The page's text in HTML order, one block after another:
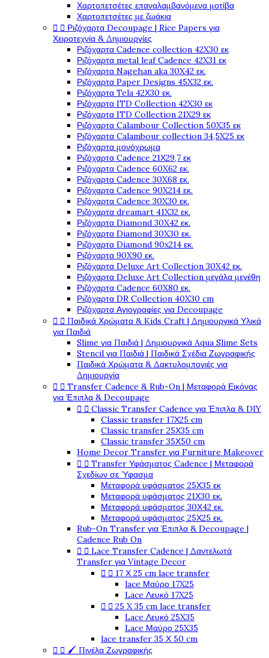
Χαρτοπετσέτες επαναλαμβανόμενα μοτίβα
Χαρτοπετσέτες με ζωάκια
  Ριζόχαρτα Decoupage | Rice Papers για
Χειροτεχνία & Δημιουργίες
Ριζόχαρτα Cadence collection 42X30 εκ
Ριζόχαρτα metal leaf Cadence 42X31 εκ
Ριζόχαρτα Nagehan aka 30X42 εκ.
Ριζόχαρτα Paper Designs 45X32 εκ.
Ριζόχαρτα Tela 42Χ30 εκ.
Ριζόχαρτα ITD Collection 42X30 εκ
Ριζόχαρτα ITD Collection 21X29 εκ
Ριζόχαρτα Calambour Collection 50X35 εκ
Ριζόχαρτα Calambour collection 34,5X25 εκ
Ριζόχαρτα μονόχρωμα
Ριζόχαρτα Cadence 21Χ29,7 εκ
Ριζόχαρτα Cadence 60X62 εκ.
Ριζόχαρτα Cadence 30X68 εκ.
Ριζόχαρτα Cadence 90X214 εκ.
Ριζόχαρτα Cadence 30X30 εκ.
Ριζόχαρτα dreamart 41X32 εκ.
Ριζόχαρτα Diamond 30X42 εκ.
Ριζόχαρτα Diamond 30X30 εκ.
Ριζόχαρτα Diamond 90x214 εκ.
Ριζόχαρτα 90X90 εκ.
Ριζόχαρτα Deluxe Art Collection 30X42 εκ.
Ριζόχαρτα Deluxe Art Collection μεγάλα μεγέθη
Ριζόχαρτα Cadence 60X80 εκ.
Ριζόχαρτα DR Collection 40X30 cm
Ριζόχαρτα Αγιογραφίες για Decoupage
  Παιδικά Χρώματα & Kids Craft | Δημιουργικά Υλικά
για Παιδιά
Slime για Παιδιά | Δημιουργικά Aqua Slime Sets
Stencil για Παιδιά | Παιδικά Σχέδια Ζωγραφικής
Παιδικά Χρώματα & Δακτυλομπογιές για
Δημιουργία
  Transfer Cadence & Rub-On | Μεταφορά Εικόνας
για Έπιπλα & Decoupage
  Classic Transfer Cadence για Έπιπλα & DIY
Classic transfer 17Χ25 cm
Classic transfer 25Χ35 cm
Classic transfer 35Χ50 cm
Home Decor Transfer για Furniture Makeover
  Transfer Υφάσματος Cadence | Μεταφορά
Σχεδίων σε Ύφασμα
Μεταφορά υφάσματος 25Χ35 εκ
Μεταφορά υφάσματος 21Χ30 εκ.
Μεταφορά υφάσματος 30Χ42 εκ.
Μεταφορά υφάσματος 25Χ25 εκ.
Rub-On Transfer για Έπιπλα & Decoupage |
Cadence Rub On
  Lace Transfer Cadence | Δαντελωτά
Transfer για Vintage Decor
  17 Χ 25 cm lace transfer
lace Μαύρο 17X25
Lace Λευκό 17X25
  25 X 35 cm lace transfer
Lace Λευκό 25X35
Lace Μαύρο 25X35
lace transfer 35 Χ 50 cm
  🖌️ Πινέλα Ζωγραφικής